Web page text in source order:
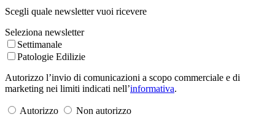
Scegli quale newsletter vuoi ricevere
Seleziona newsletter
Settimanale
Patologie Edilizie
Autorizzo l’invio di comunicazioni a scopo commerciale e di
marketing nei limiti indicati nell’informativa.
Autorizzo
Non autorizzo